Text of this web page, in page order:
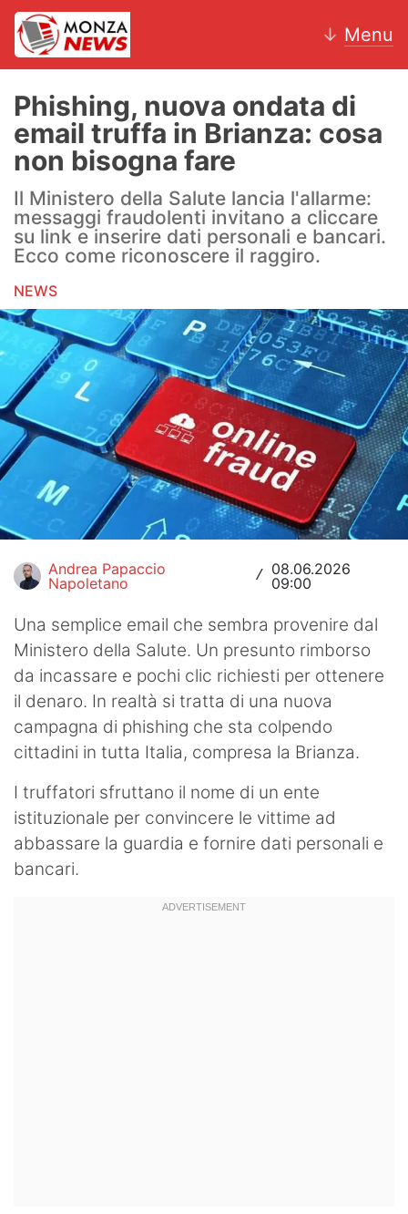
↓ Menu
News
AC Monza
Calcio
Volley
Hockey
Altri sport
Hockey
Pallanuoto
Pallamano
News
Turismo
Eventi
Phishing, nuova ondata di
email truffa in Brianza: cosa
non bisogna fare
Il Ministero della Salute lancia l'allarme:
messaggi fraudolenti invitano a cliccare
su link e inserire dati personali e bancari.
Ecco come riconoscere il raggiro.
NEWS
Andrea Papaccio
Napoletano
/
08.06.2026
09:00
Una semplice email che sembra provenire dal
Ministero della Salute. Un presunto rimborso
da incassare e pochi clic richiesti per ottenere
il denaro. In realtà si tratta di una nuova
campagna di phishing che sta colpendo
cittadini in tutta Italia, compresa la Brianza.
I truffatori sfruttano il nome di un ente
istituzionale per convincere le vittime ad
abbassare la guardia e fornire dati personali e
bancari.